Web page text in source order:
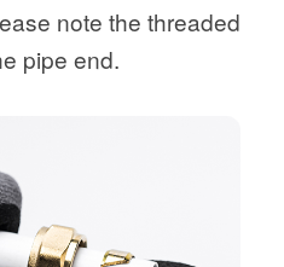
note the threaded
pipe end.